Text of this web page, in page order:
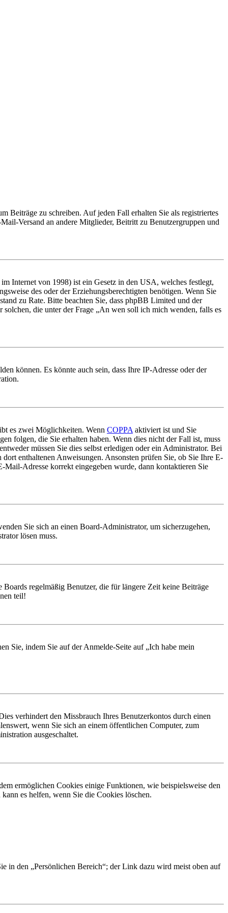
Beiträge zu schreiben. Auf jeden Fall erhalten Sie als registriertes
Versand an andere Mitglieder, Beitritt zu Benutzergruppen und
Internet von 1998) ist ein Gesetz in den USA, welches festlegt,
des oder der Erziehungsberechtigten benötigen. Wenn Sie
zu Rate. Bitte beachten Sie, dass phpBB Limited und der
die unter der Frage „An wen soll ich mich wenden, falls es
können. Es könnte auch sein, dass Ihre IP-Adresse oder der
es zwei Möglichkeiten. Wenn COPPA aktiviert ist und Sie
folgen, die Sie erhalten haben. Wenn dies nicht der Fall ist, muss
müssen Sie dies selbst erledigen oder ein Administrator. Bei
enthaltenen Anweisungen. Ansonsten prüfen Sie, ob Sie Ihre E-
Adresse korrekt eingegeben wurde, dann kontaktieren Sie
Sie sich an einen Board-Administrator, um sicherzugehen,
lösen muss.
regelmäßig Benutzer, die für längere Zeit keine Beiträge
teil!
Sie, indem Sie auf der Anmelde-Seite auf „Ich habe mein
verhindert den Missbrauch Ihres Benutzerkontos durch einen
wenn Sie sich an einem öffentlichen Computer, zum
ausgeschaltet.
ermöglichen Cookies einige Funktionen, wie beispielsweise den
es helfen, wenn Sie die Cookies löschen.
in den „Persönlichen Bereich“; der Link dazu wird meist oben auf